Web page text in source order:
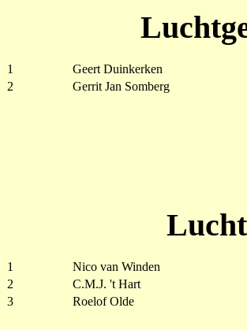
1 Geert Duinkerken
2
Gerrit Jan Somberg
1 Nico van Winden
2
C.M.J. 't Hart
3
Roelof Olde